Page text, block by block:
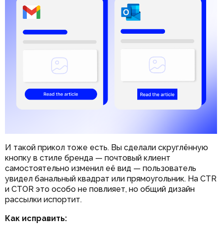
И такой прикол тоже есть. Вы сделали скруглённую
кнопку в стиле бренда — почтовый клиент
самостоятельно изменил её вид — пользователь
увидел банальный квадрат или прямоугольник. На CTR
и CTOR это особо не повлияет, но общий дизайн
рассылки испортит.
Как исправить: